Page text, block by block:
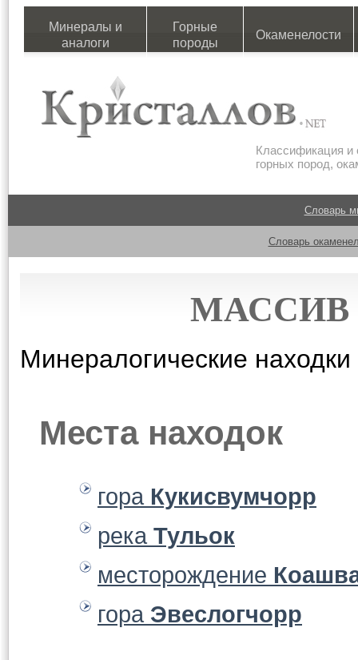
Минералы и
аналоги
Горные
породы
Окаменелости
Классификация и
горных пород,
Словарь
Словарь
МАССИВ
Минералогические
Места находок
гора Кукисвумчорр
река Тульок
месторождение
гора Эвеслогчорр